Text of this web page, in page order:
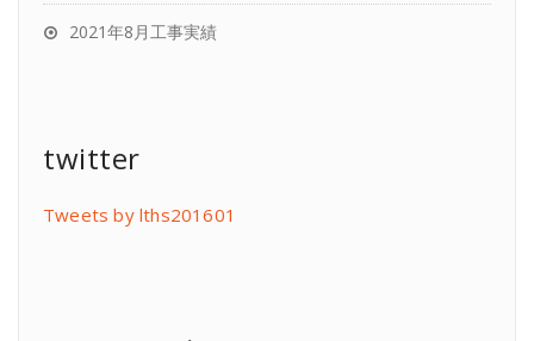
2021年8月工事実績
twitter
Tweets by lths201601